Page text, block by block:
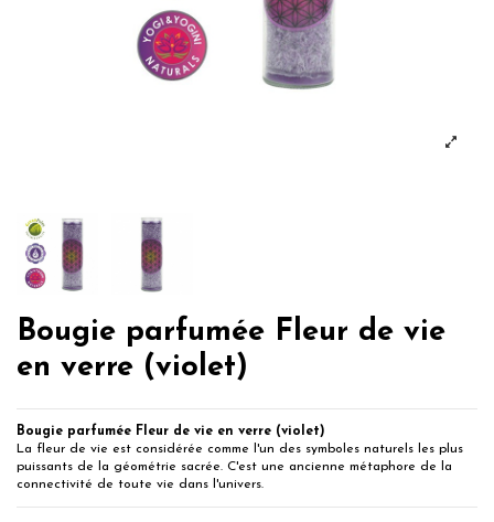
Bougie parfumée Fleur de vie
en verre (violet)
Bougie parfumée Fleur de vie en verre (violet)
La fleur de vie est considérée comme l'un des symboles naturels les plus
puissants de la géométrie sacrée. C'est une ancienne métaphore de la
connectivité de toute vie dans l'univers.